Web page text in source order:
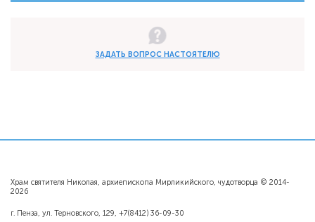
ЗАДАТЬ ВОПРОС НАСТОЯТЕЛЮ
Храм святителя Николая, архиепископа Мирликийского, чудотворца © 2014-
2026
г. Пенза, ул. Терновского, 129, +7(8412) 36-09-30